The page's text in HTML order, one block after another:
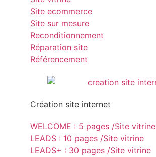
Site ecommerce
Site sur mesure
Reconditionnement
Réparation site
Référencement
Création site internet
WELCOME : 5 pages /Site vitrine
LEADS : 10 pages /Site vitrine
LEADS+ : 30 pages /Site vitrine